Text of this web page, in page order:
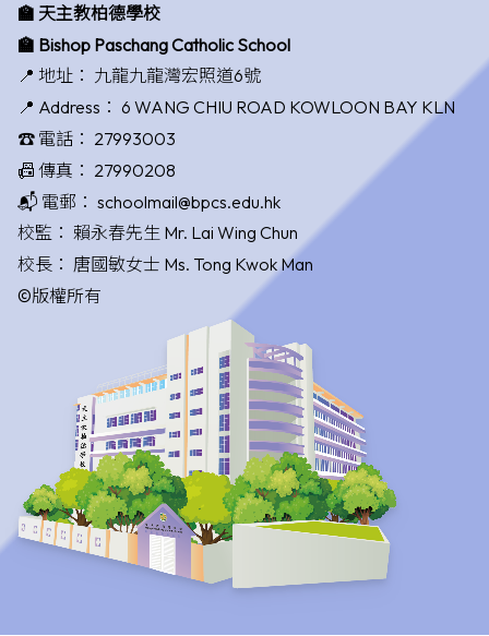
🏫 天主教柏德學校
🏫 Bishop Paschang Catholic School
📍 地址： 九龍九龍灣宏照道6號
📍 Address： 6 WANG CHIU ROAD KOWLOON BAY KLN
☎️ 電話： 27993003
📠 傳真： 27990208
📬 電郵： schoolmail@bpcs.edu.hk
校監： 賴永春先生 Mr. Lai Wing Chun
校長： 唐國敏女士 Ms. Tong Kwok Man
©版權所有